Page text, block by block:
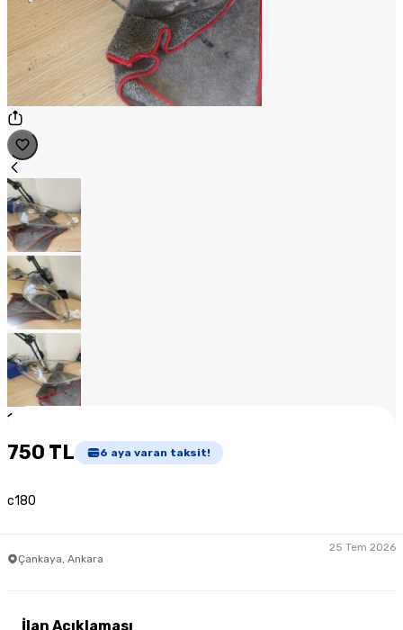
1
750 TL 6 aya varan taksit!
c180
Çankaya, Ankara
25 Tem 2026
İlan Açıklaması